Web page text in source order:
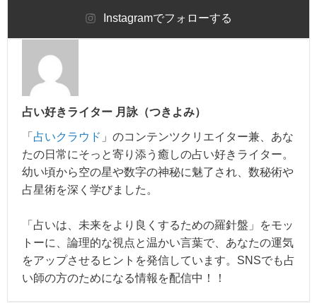
Instagramでフォローする
占い好きライター 月詠（つきよみ）
「 占いクラウド 」のコンテンツクリエイター兼、あな
たの日常にそっと寄り添う癒しの占い好きライター。
幼い頃から空の星や数字の神秘に魅了され、数秘術や
占星術を深く学びました。
「占いは、未来をより良くするための羅針盤」をモッ
トーに、論理的な視点と温かい言葉で、あなたの運気
をアップさせるヒントを発信しています。SNSでも占
い師の方のためになる情報を配信中！！